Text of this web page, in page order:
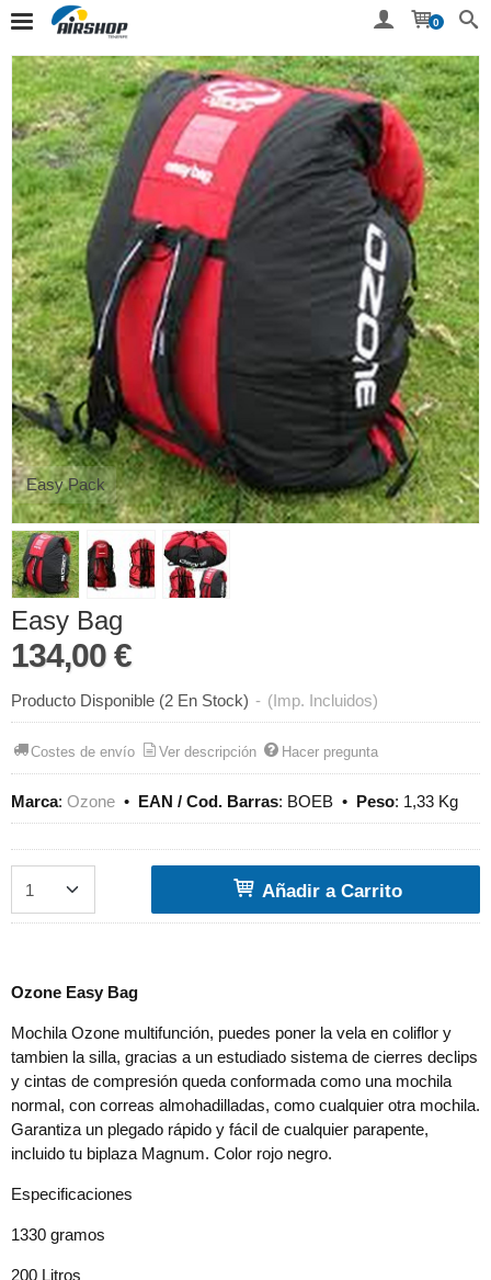
0
Easy Pack
Easy Bag
134,00 €
Producto Disponible (2 En Stock) - (Imp. Incluidos)
Costes de envío Ver descripción Hacer pregunta
Marca: Ozone • EAN / Cod. Barras: BOEB • Peso: 1,33 Kg
Añadir a Carrito
Ozone Easy Bag
Mochila Ozone multifunción, puedes poner la vela en coliflor y
tambien la silla, gracias a un estudiado sistema de cierres declips
y cintas de compresión queda conformada como una mochila
normal, con correas almohadilladas, como cualquier otra mochila.
Garantiza un plegado rápido y fácil de cualquier parapente,
incluido tu biplaza Magnum. Color rojo negro.
Especificaciones
1330 gramos
200 Litros